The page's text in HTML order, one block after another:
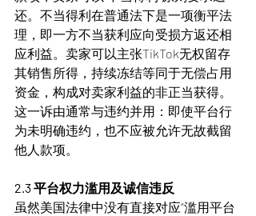
还。不当得利在普通法下是一项衡平法
理，即一方不当获利应向受损方返还相
应利益。卖家可以主张TikTok无权留存
其销售所得，持续冻结等同于无偿占用
资金，构成对卖家利益的非正当获得。
这一诉由通常与违约并用：即使平台行
为未明确违约，也不应被允许无故截留
他人款项。
2.3 平台权力滥用及诚信违反
虽然美国法律中没有直接对应“滥用平台